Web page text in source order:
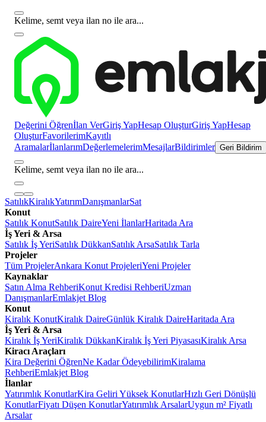
Kelime, semt veya ilan no ile ara...
Değerini Öğrenİlan VerGiriş YapHesap OluşturGiriş YapHesap
OluşturFavorilerimKayıtlı
AramalarİlanlarımDeğerlemelerimMesajlarBildirimler Geri Bildirim
Kelime, semt veya ilan no ile ara...
SatılıkKiralıkYatırımDanışmanlarSat
Konut
Satılık KonutSatılık DaireYeni İlanlarHaritada Ara
İş Yeri & Arsa
Satılık İş YeriSatılık DükkanSatılık ArsaSatılık Tarla
Projeler
Tüm ProjelerAnkara Konut ProjeleriYeni Projeler
Kaynaklar
Satın Alma RehberiKonut Kredisi RehberiUzman
DanışmanlarEmlakjet Blog
Konut
Kiralık KonutKiralık DaireGünlük Kiralık DaireHaritada Ara
İş Yeri & Arsa
Kiralık İş YeriKiralık DükkanKiralık İş Yeri PiyasasıKiralık Arsa
Kiracı Araçları
Kira Değerini ÖğrenNe Kadar ÖdeyebilirimKiralama
RehberiEmlakjet Blog
İlanlar
Yatırımlık KonutlarKira Geliri Yüksek KonutlarHızlı Geri Dönüşlü
KonutlarFiyatı Düşen KonutlarYatırımlık ArsalarUygun m² Fiyatlı
Arsalar